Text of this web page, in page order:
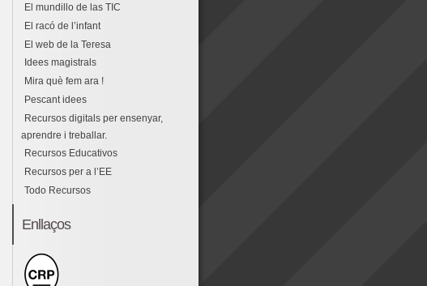
El mundillo de las TIC
El racó de l’infant
El web de la Teresa
Idees magistrals
Mira què fem ara !
Pescant idees
Recursos digitals per ensenyar,
aprendre i treballar.
Recursos Educativos
Recursos per a l’EE
Todo Recursos
Enllaços